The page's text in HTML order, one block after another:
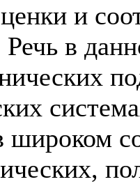
и
в